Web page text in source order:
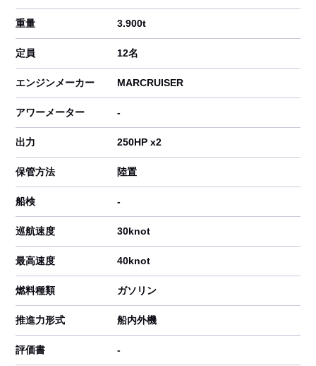
重量 3.900t
定員 12名
エンジンメーカー MARCRUISER
アワーメーター -
出力 250HP x2
保管方法 陸置
船検 -
巡航速度 30knot
最高速度 40knot
燃料種類 ガソリン
推進力形式 船内外機
評価書 -